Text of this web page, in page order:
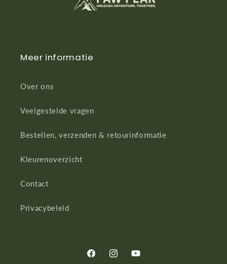
Meer informatie
Over ons
Veelgestelde vragen
Bestellen, verzenden & retourinformatie
Kleurenoverzicht
Contact
Privacybeleid
FacebookInstagramYouTube